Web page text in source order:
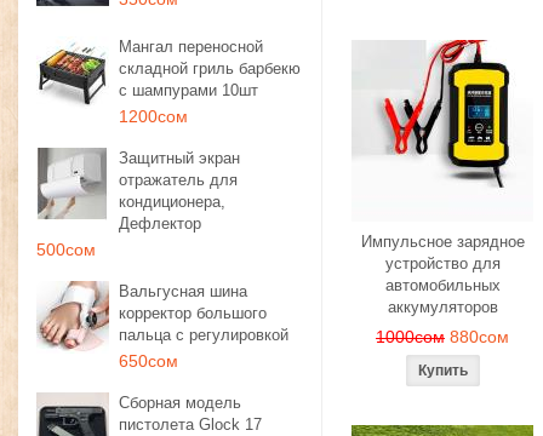
Мангал переносной
складной гриль барбекю
с шампурами 10шт
1200сом
Защитный экран
отражатель для
кондиционера,
Дефлектор
500сом
Вальгусная шина
корректор большого
пальца с регулировкой
650сом
Сборная модель
пистолета Glock 17
Импульсное зарядное
устройство для
автомобильных
аккумуляторов
1000сом 880сом